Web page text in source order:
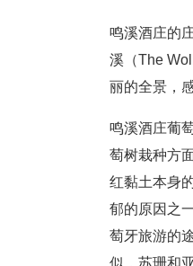
鸣溪酒庄的
溪（The
丽的全景，
鸣溪酒庄葡
萄树栽种方
红黏土本身
郁的原因之
萄牙旅游的
似，苏珊和